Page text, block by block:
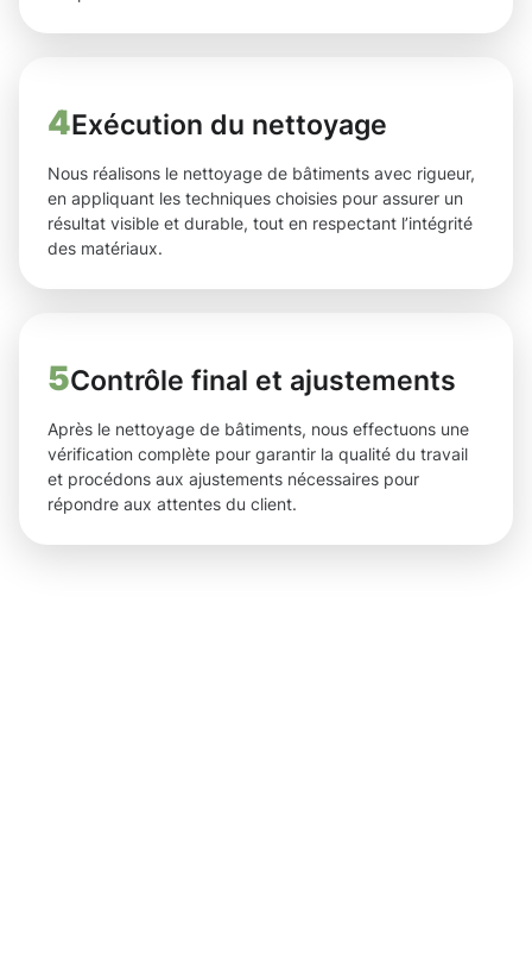
4Exécution du nettoyage
Nous réalisons le nettoyage de bâtiments avec rigueur,
en appliquant les techniques choisies pour assurer un
résultat visible et durable, tout en respectant l’intégrité
des matériaux.
5Contrôle final et ajustements
Après le nettoyage de bâtiments, nous effectuons une
vérification complète pour garantir la qualité du travail
et procédons aux ajustements nécessaires pour
répondre aux attentes du client.